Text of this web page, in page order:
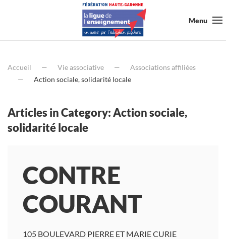
Menu
Accueil Vie associative
Associations affiliées
Action sociale, solidarité locale
Articles in Category: Action sociale,
solidarité locale
CONTRE
COURANT
105 BOULEVARD PIERRE ET MARIE CURIE